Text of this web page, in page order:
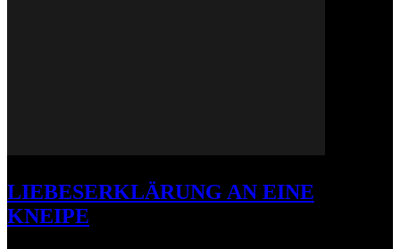
LIEBESERKLÄRUNG AN EINE
KNEIPE